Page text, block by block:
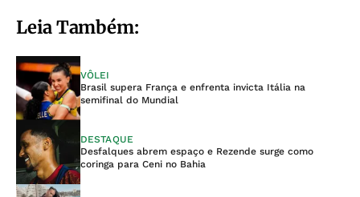
Leia Também:
VÔLEI
Brasil supera França e enfrenta invicta Itália na
semifinal do Mundial
DESTAQUE
Desfalques abrem espaço e Rezende surge como
coringa para Ceni no Bahia